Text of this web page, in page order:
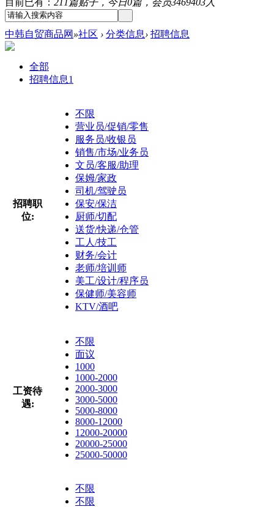
中韩自贸商品网 »社区 › 分类信息› 招聘信息
全部
招聘信息1
招聘职
位:
不限
营业员/促销/零售
服务员/收银员
销售/市场/业务员
文员/客服/助理
保姆/家政
司机/驾驶员
保安/保洁
厨师/切配
送货/快递/仓管
工人/技工
财务/会计
老师/培训师
美工/设计/程序员
保健师/美容师
KTV/酒吧
工资待
遇:
不限
面议
1000
1000-2000
2000-3000
3000-5000
5000-8000
8000-12000
12000-20000
20000-25000
25000-50000
不限
不限